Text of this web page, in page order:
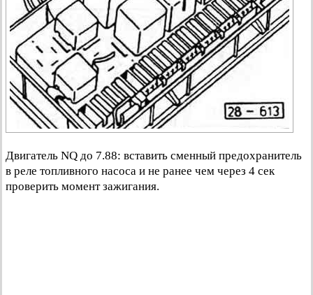
Двигатель NQ до 7.88: вставить сменный предохранитель
в реле топливного насоса и не ранее чем через 4 сек
проверить момент зажигания.